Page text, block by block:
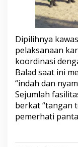
Dipilihnya
pelaksanaan
koordinasi
Balad saat ini
“indah dan
Sejumlah
berkat “tangan
pemerhati